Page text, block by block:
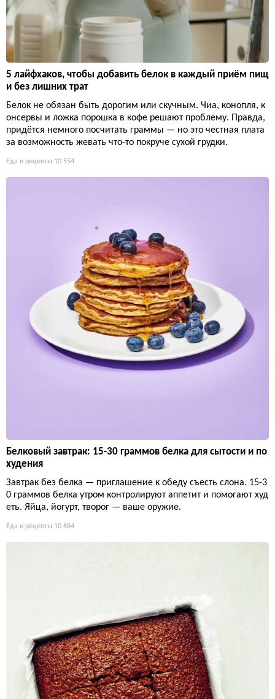
5 лайфхаков, чтобы добавить белок в каждый приём пищ
и без лишних трат
Белок не обязан быть дорогим или скучным. Чиа, конопля, к
онсервы и ложка порошка в кофе решают проблему. Правда,
придётся немного посчитать граммы — но это честная плата
за возможность жевать что-то покруче сухой грудки.
Еда и рецепты 10 554
Белковый завтрак: 15-30 граммов белка для сытости и по
худения
Завтрак без белка — приглашение к обеду съесть слона. 15-3
0 граммов белка утром контролируют аппетит и помогают худ
еть. Яйца, йогурт, творог — ваше оружие.
Еда и рецепты 10 684